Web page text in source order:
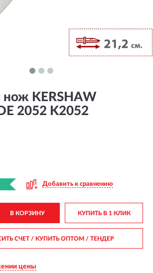
KERSHAW
2052 K2052
Добавить к сравнению
В КОРЗИНУ КУПИТЬ В 1 КЛИК
СЧЕТ / КУПИТЬ ОПТОМ/ ТЕНДЕР
цены